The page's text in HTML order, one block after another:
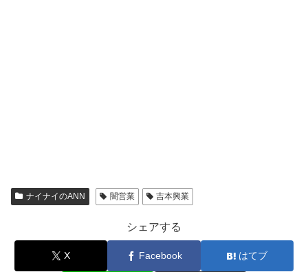
ナイナイのANN 闇営業 吉本興業
シェアする
X Facebook はてブ